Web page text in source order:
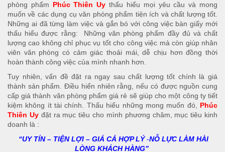
phòng phẩm Phúc Thiên Uy thấu hiểu mọi yêu cầu và mong
muốn về các dụng cụ văn phòng phẩm tiện ích và chất lượng tốt.
Những ai đã từng làm việc và gắn bó với công việc bàn giấy mới
thấu hiểu được rằng: Những văn phòng phẩm đầy đủ và chất
lượng cao không chỉ phục vụ tốt cho công việc mà còn giúp nhân
viên văn phòng có cảm giác thoải mái, dễ chịu hơn đồng thời
hoàn thành công việc của mình nhanh hơn.
Tuy nhiên, vấn đề đặt ra ngay sau chất lượng tốt chính là giá
thành sản phẩm. Điều hiển nhiên rằng, nếu có được nguồn cung
cấp giá thành văn phòng phẩm giá rẻ sẽ giúp cho một công ty tiết
kiệm không ít tài chính. Thấu hiểu những mong muốn đó, Phúc
Thiên Uyđặt ra mục tiêu cho mình phương châm, mục tiêu kinh
doanh là :
“UY TÍN – TIỆN LỢI – GIÁ CẢ HỢP LÝ-NỖ LỰC LÀM HÀI
LÒNG KHÁCH HÀNG”